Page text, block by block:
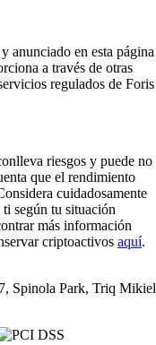
anunciado en esta página
a través de otras
regulados de Foris
riesgos y puede no
que el rendimiento
cuidadosamente
según tu situación
más información
criptoactivos aquí.
Spinola Park, Triq Mikiel